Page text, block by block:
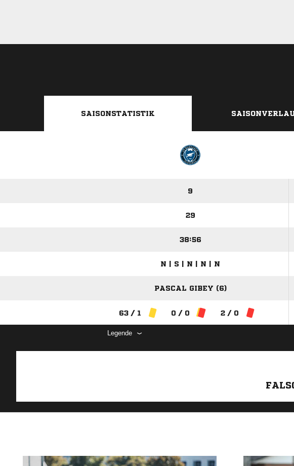
SAISONSTATISTIK
9
29
38:56
N | S | N | N | N
PASCAL GIBEY (6)
63 / 1 0 / 0 2 / 0
Legende